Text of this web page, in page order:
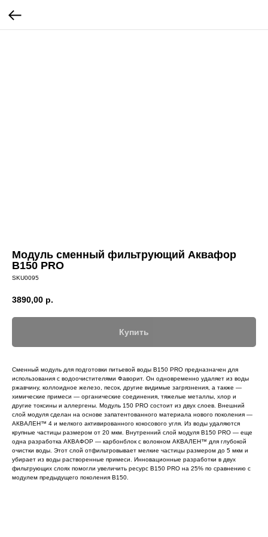
Модуль сменный фильтрующий Аквафор
В150 PRO
SKU0095
3890,00 р.
Купить
Сменный модуль для подготовки питьевой воды В150 PRO предназначен для
использования с водоочистителями Фаворит. Он одновременно удаляет из воды
ржавчину, коллоидное железо, песок, другие видимые загрязнения, а также —
химические примеси — органические соединения, тяжелые металлы, хлор и
другие токсины и аллергены. Модуль 150 PRO состоит из двух слоев. Внешний
слой модуля сделан на основе запатентованного материала нового поколения —
АКВАЛЕН™ 4 и мелкого активированного кокосового угля. Из воды удаляются
крупные частицы размером от 20 мкм. Внутренний слой модуля В150 PRO — еще
одна разработка АКВАФОР — карбонблок с волокном АКВАЛЕН™ для глубокой
очистки воды. Этот слой отфильтровывает мелкие частицы размером до 5 мкм и
убирает из воды растворенные примеси. Инновационные разработки в двух
фильтрующих слоях помогли увеличить ресурс В150 PRO на 25% по сравнению с
модулем предыдущего поколения В150.